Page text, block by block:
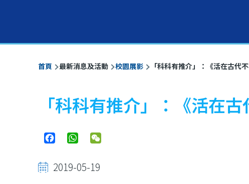
導
航
連
結
首頁 最新消息及活動 校園展影 「科科有推介」：《活在古代
「科科有推介」：《活在
FacebookWhatsApp
2019-05-19